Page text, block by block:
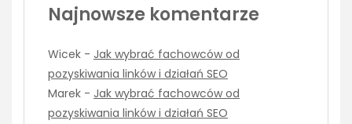
Najnowsze komentarze
Wicek - Jak wybrać fachowców od
pozyskiwania linków i działań SEO
Marek - Jak wybrać fachowców od
pozyskiwania linków i działań SEO